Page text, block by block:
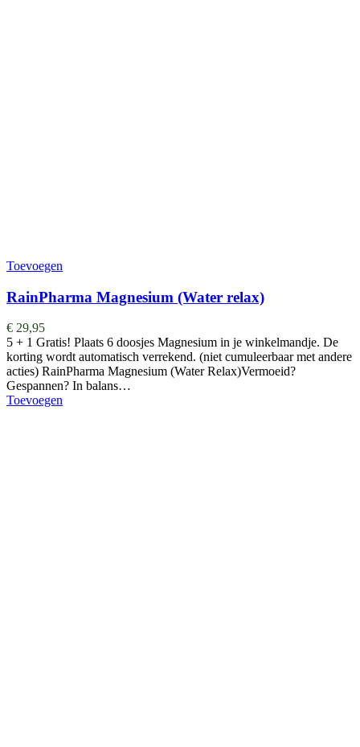
Toevoegen
RainPharma Magnesium (Water relax)
€ 29,95
5 + 1 Gratis! Plaats 6 doosjes Magnesium in je winkelmandje. De
korting wordt automatisch verrekend. (niet cumuleerbaar met andere
acties) RainPharma Magnesium (Water Relax)Vermoeid?
Gespannen? In balans…
Toevoegen